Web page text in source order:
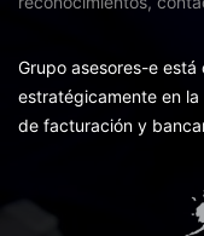
Grupo asesores-e
estratégicamente en
de facturación y